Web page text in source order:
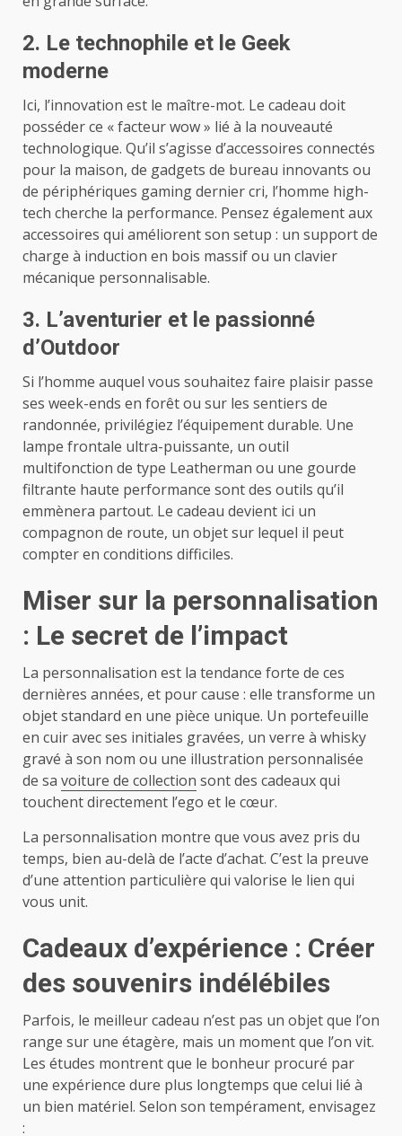
2. Le technophile et le Geek
moderne
Ici, l’innovation est le maître-mot. Le cadeau doit
posséder ce « facteur wow » lié à la nouveauté
technologique. Qu’il s’agisse d’accessoires connectés
pour la maison, de gadgets de bureau innovants ou
de périphériques gaming dernier cri, l’homme high-
tech cherche la performance. Pensez également aux
accessoires qui améliorent son setup : un support de
charge à induction en bois massif ou un clavier
mécanique personnalisable.
3. L’aventurier et le passionné
d’Outdoor
Si l’homme auquel vous souhaitez faire plaisir passe
ses week-ends en forêt ou sur les sentiers de
randonnée, privilégiez l’équipement durable. Une
lampe frontale ultra-puissante, un outil
multifonction de type Leatherman ou une gourde
filtrante haute performance sont des outils qu’il
emmènera partout. Le cadeau devient ici un
compagnon de route, un objet sur lequel il peut
compter en conditions difficiles.
Miser sur la personnalisation
: Le secret de l’impact
La personnalisation est la tendance forte de ces
dernières années, et pour cause : elle transforme un
objet standard en une pièce unique. Un portefeuille
en cuir avec ses initiales gravées, un verre à whisky
gravé à son nom ou une illustration personnalisée
de sa voiture de collection sont des cadeaux qui
touchent directement l’ego et le cœur.
La personnalisation montre que vous avez pris du
temps, bien au-delà de l’acte d’achat. C’est la preuve
d’une attention particulière qui valorise le lien qui
vous unit.
Cadeaux d’expérience : Créer
des souvenirs indélébiles
Parfois, le meilleur cadeau n’est pas un objet que l’on
range sur une étagère, mais un moment que l’on vit.
Les études montrent que le bonheur procuré par
une expérience dure plus longtemps que celui lié à
un bien matériel. Selon son tempérament, envisagez
: